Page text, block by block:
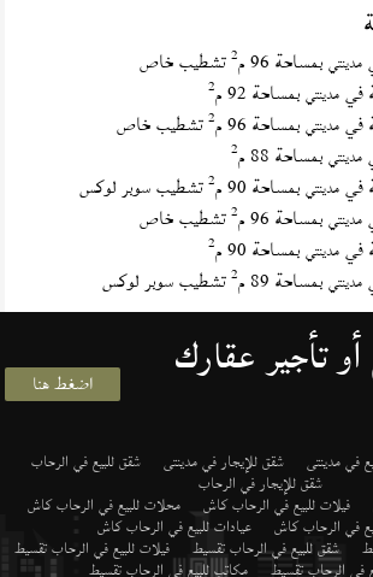
مدينتي بمساحة 96 م 2تشطيب خاص
فيمدينتي بمساحة 92 م 2
فيمدينتي بمساحة 96 م 2تشطيب خاص
مدينتي بمساحة 88 م 2
فيمدينتي بمساحة 90 م 2تشطيب سوبر لوكس
مدينتي بمساحة 96 م 2تشطيب خاص
فيمدينتي بمساحة 90 م 2
مدينتي بمساحة 89 م 2تشطيب سوبر لوكس
تأجير عقارك اضغط هنا
في مدينتى شقق للإيجار في مدينتى شقق للبيع في الرحاب
شقق للإيجار في الرحاب
فيلات للبيع في الرحاب كاش محلات للبيع في الرحاب كاش
في الرحاب كاش عيادات للبيع في الرحاب كاش
شقق للبيع في الرحاب تقسيط فيلات للبيع في الرحاب تقسيط
في الرحاب تقسيط مكاتب للبيع في الرحاب تقسيط